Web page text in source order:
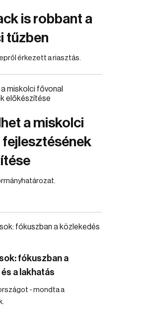
is robbant a
tűzben
érkezett a riasztás.
a miskolci
fókuszban a
a lakhatás
- mondta a